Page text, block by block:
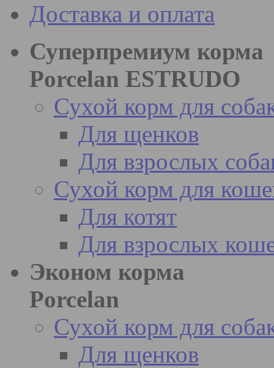
Доставка и оплата
Суперпремиум корма
Porcelan ESTRUDO
Сухой корм для
Для щенков
Для взрослых
Сухой корм для
Для котят
Для взрослых
Эконом корма
Porcelan
Сухой корм для
Для щенков